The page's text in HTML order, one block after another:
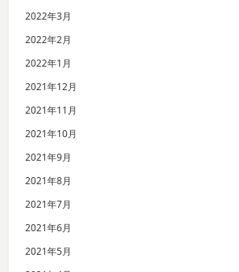
2022年3月
2022年2月
2022年1月
2021年12月
2021年11月
2021年10月
2021年9月
2021年8月
2021年7月
2021年6月
2021年5月